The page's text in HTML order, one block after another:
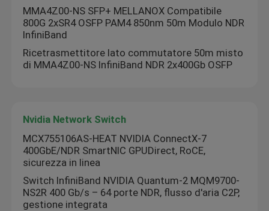
Casa.
MMA4Z00-NS SFP+ MELLANOX Compatibile
800G 2xSR4 OSFP PAM4 850nm 50m Modulo NDR
InfiniBand
Ricetrasmettitore lato commutatore 50m misto
di MMA4Z00-NS InfiniBand NDR 2x400Gb OSFP
Nvidia Network Switch
MCX755106AS-HEAT NVIDIA ConnectX-7
400GbE/NDR SmartNIC GPUDirect, RoCE,
sicurezza in linea
Switch InfiniBand NVIDIA Quantum-2 MQM9700-
NS2R 400 Gb/s – 64 porte NDR, flusso d'aria C2P,
gestione integrata